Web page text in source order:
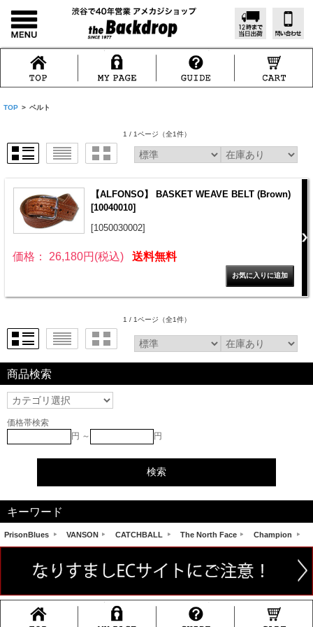
TOP > ベルト
1 / 1ページ （全1件）
【ALFONSO】 BASKET WEAVE BELT (Brown)
[10040010]
[1050030002]
価格： 26,180円(税込) 送料無料
1 / 1ページ （全1件）
商品検索
価格帯検索
円 ～
円
キーワード
PrisonBlues VANSON CATCHBALL The North Face Champion